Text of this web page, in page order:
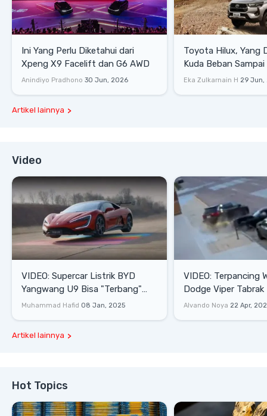
Ini Yang Perlu Diketahui dari
Xpeng X9 Facelift dan G6 AWD
Anindiyo Pradhono 30 Jun, 2026
Toyota Hilux, Yang
Kuda Beban
Lifestyle
Eka Zulkarnain H 29 Jun,
Artikel lainnya
Video
VIDEO: Supercar Listrik BYD
Yangwang U9 Bisa "Terbang"
Lewati Rintangan
Muhammad Hafid 08 Jan, 2025
VIDEO: Terpancing
Dodge Viper Tabrak
Saat Burnout
Alvando Noya 22 Apr,
Artikel lainnya
Hot Topics